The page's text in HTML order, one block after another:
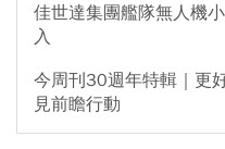
佳世達集團艦隊無人機
入
今周刊30週年特輯｜更
見前瞻行動